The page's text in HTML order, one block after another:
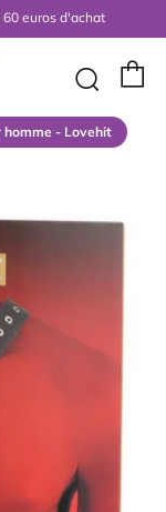
60 euros d'achat
homme - Lovehit